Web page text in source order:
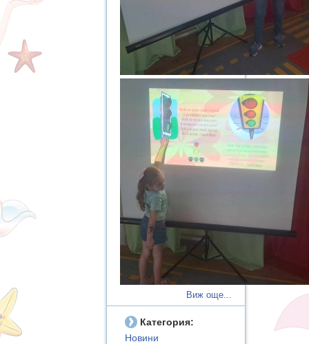
Виж още...
Категория:
Новини